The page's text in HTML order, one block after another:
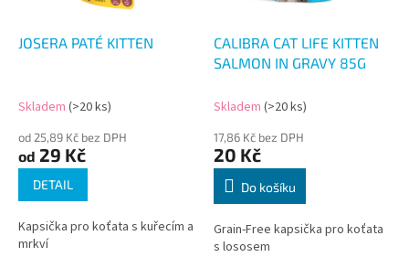
JOSERA PATÉ KITTEN
Skladem (>20 ks)
od 25,89 Kč bez DPH
od 29 Kč
DETAIL
Kapsička pro koťata s kuřecím a
mrkví
CALIBRA CAT LIFE KITTEN
SALMON IN GRAVY 85G
Skladem (>20 ks)
17,86 Kč bez DPH
20 Kč
Do košíku
Grain-Free kapsička pro koťata
s lososem